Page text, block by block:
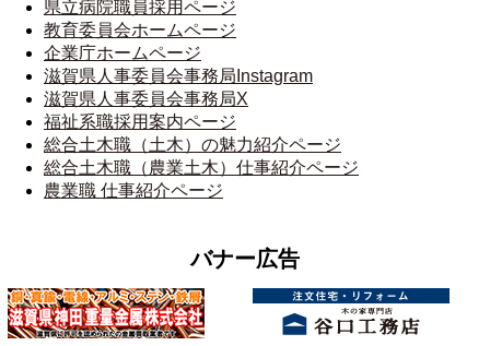
県立病院職員採用ページ
教育委員会ホームページ
企業庁ホームページ
滋賀県人事委員会事務局Instagram
滋賀県人事委員会事務局X
福祉系職採用案内ページ
総合土木職（土木）の魅力紹介ページ
総合土木職（農業土木）仕事紹介ページ
農業職 仕事紹介ページ
バナー広告